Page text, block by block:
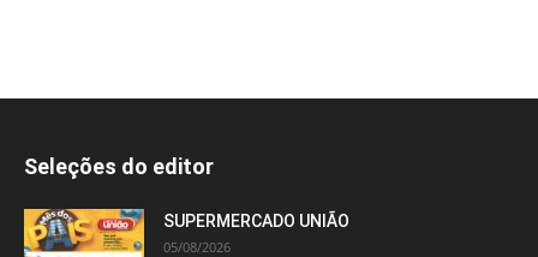
Seleções do editor
SUPERMERCADO UNIÃO
05/08/2026